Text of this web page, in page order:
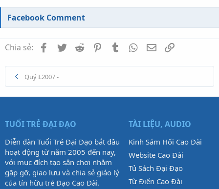
Facebook Comment
Chia sẻ: Facebook
TwitterReddit PinterestTumblrWhatsApp
Email
Quý I.2007 -
TUỔI TRẺ ĐẠI ĐẠO
Diễn đàn Tuổi Trẻ Đại Đạo bắt đầu
hoạt động từ năm 2005 đến nay,
với mục đích tạo sân chơi nhằm
gặp gỡ, giao lưu và chia sẻ giáo lý
của tín hữu trẻ Đạo Cao Đài.
TÀI LIỆU, AUDIO
Kinh Sám Hối Cao Đài
Website Cao Đài
Tủ Sách Đại Đạo
Từ Điển Cao Đài